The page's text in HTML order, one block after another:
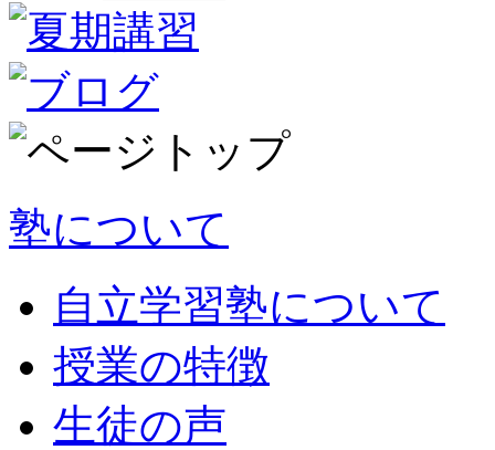
塾について
自立学習塾について
授業の特徴
生徒の声